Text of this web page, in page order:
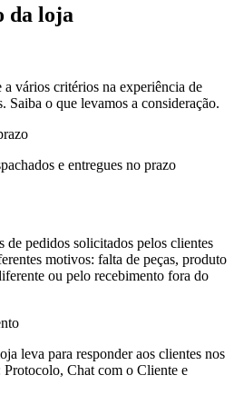
da loja
a vários critérios na experiência de
Saiba o que levamos a consideração.
e entregues no prazo
de pedidos solicitados pelos clientes
motivos: falta de peças, produto
ou pelo recebimento fora do
leva para responder aos clientes nos
Protocolo, Chat com o Cliente e